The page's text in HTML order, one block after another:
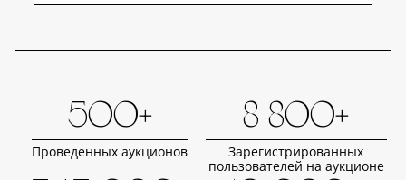
500+
Проведенных аукционов
8 800+
Зарегистрированных
пользователей на аукционе